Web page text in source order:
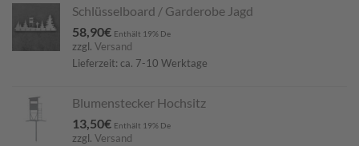
Schlüsselboard / Garderobe Jagd
58,90€ Enthält 19% De
zzgl. Versand
Lieferzeit: ca. 7-10 Werktage
Blumenstecker Hochsitz
13,50€ Enthält 19% De
zzgl. Versand